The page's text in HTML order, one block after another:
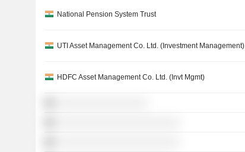
National Pension System Trust
UTI Asset Management Co. Ltd. (Investment Management)
HDFC Asset Management Co. Ltd. (Invt Mgmt)